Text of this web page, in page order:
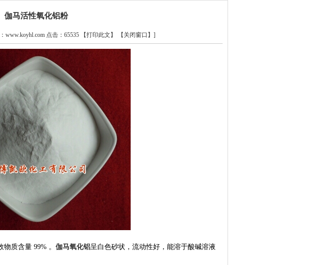
伽马活性氧化铝粉
www.koyhl.com 点击：65535 【打印此文】 【关闭窗口】 ]
物质含量 99% 。 伽马氧化铝呈白色砂状，流动性好，能溶于酸碱溶液